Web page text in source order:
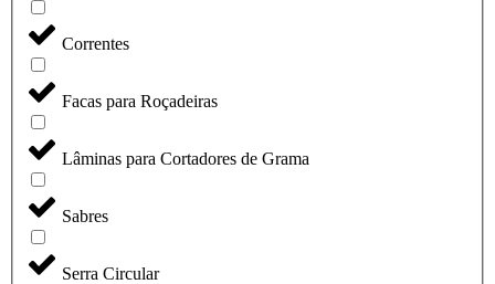
Correntes
Facas para Roçadeiras
Lâminas para Cortadores de Grama
Sabres
Serra Circular